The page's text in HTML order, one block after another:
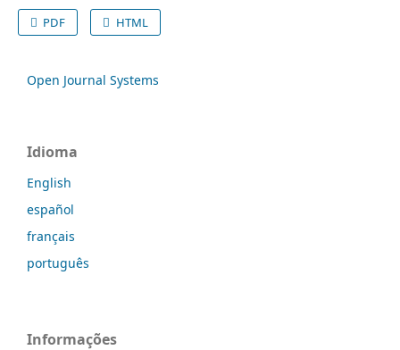
PDF
HTML
Open Journal Systems
Idioma
English
español
français
português
Informações